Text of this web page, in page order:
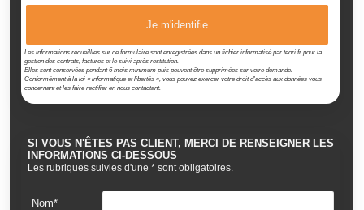
Je m'identifie
Les informations recueillies sur ce formulaire sont enregistrées dans un fichier informatisé par teori.fr pour la
gestion des contrats, factures et le suivi après restitution.
Elles sont conservées pendant 6 mois minimum puis peuvent être supprimées sur votre demande.
Conformément à la loi « informatique et libertés », vous pouvez exercer votre droit d'accès aux données vous
concernant et les faire rectifier en nous contactant.
SI VOUS N'ÊTES PAS CLIENT, MERCI DE RENSEIGNER LES
INFORMATIONS CI-DESSOUS
Les rubriques suivies d'une * sont obligatoires.
Nom*